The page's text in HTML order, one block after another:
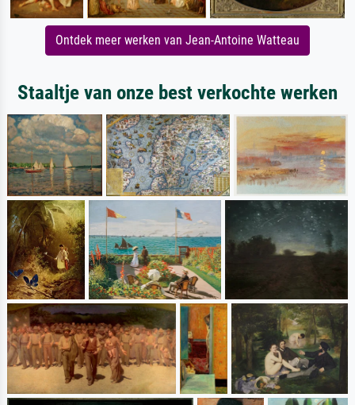
Ontdek meer werken van Jean-Antoine Watteau
Staaltje van onze best verkochte werken